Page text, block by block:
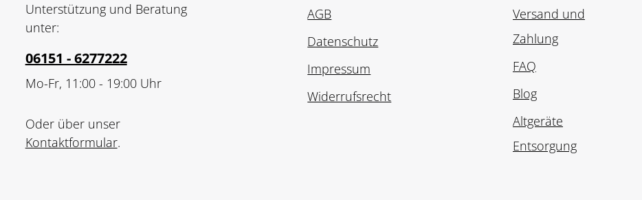
Unterstützung und Beratung
unter:
06151 - 6277222
Mo-Fr, 11:00 - 19:00 Uhr
Oder über unser
Kontaktformular.
AGB
Datenschutz
Impressum
Widerrufsrecht
Versand und
Zahlung
FAQ
Blog
Altgeräte
Entsorgung